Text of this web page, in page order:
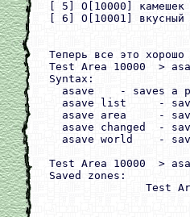
[ 5] O[10000]
[ 6] O[10001]
Теперь все это
Test Area 10000  >
Syntax:
asave    - saves a
asave list     -
asave area     -
asave changed  -
asave world    -
Test Area 10000  >
Saved zones:
Test